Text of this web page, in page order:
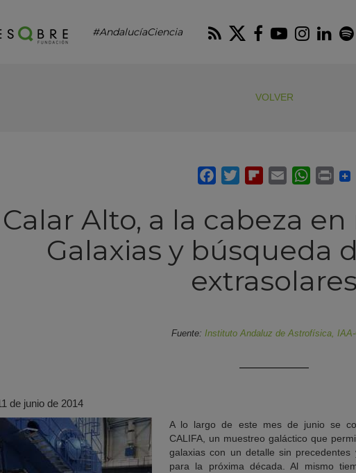
#AndalucíaCiencia RSS Twitter
Facebook
Youtube
VOLVER
Calar Alto, a la cabeza
Galaxias y búsqueda
extrasolares
Fuente: Instituto Andaluz de Astrofísica,
de junio de 2014
A lo largo de este mes de junio se
CALIFA, un muestreo galáctico que
galaxias con un detalle sin
para la próxima década. Al mismo